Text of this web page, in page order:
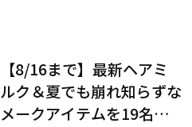
【8/16まで】最新ヘアミ
ルク＆夏でも崩れ知らずな
メークアイテムを19名様